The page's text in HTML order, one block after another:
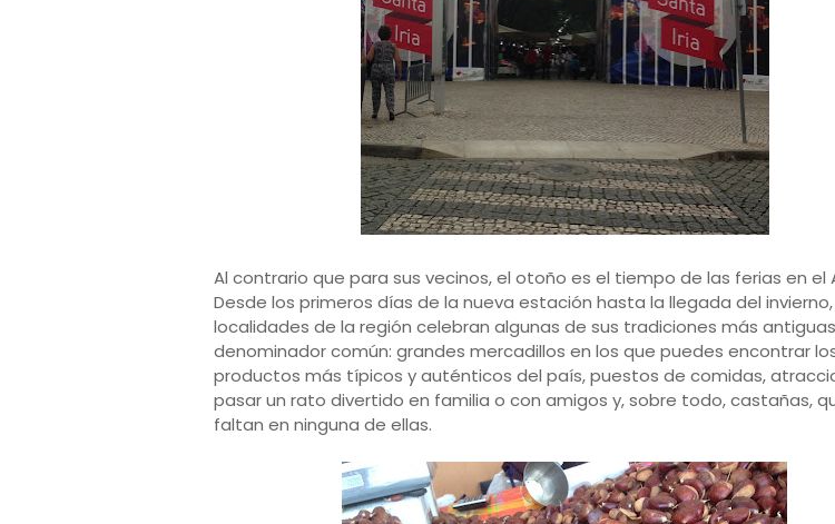
Al contrario que para sus vecinos, el otoño es el tiempo de las ferias en el
Desde los primeros días de la nueva estación hasta la llegada del
localidades de la región celebran algunas de sus tradiciones más
denominador común: grandes mercadillos en los que puedes encontrar
productos más típicos y auténticos del país, puestos de comidas,
pasar un rato divertido en familia o con amigos y, sobre todo, castañas,
faltan en ninguna de ellas.